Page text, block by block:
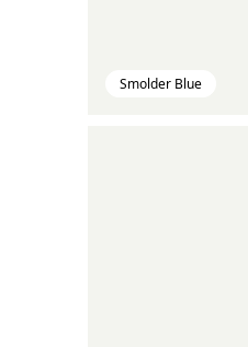
Smolder Blue